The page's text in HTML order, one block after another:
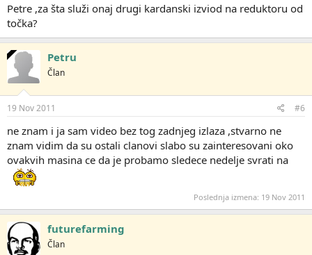
Petre ,za šta služi onaj drugi kardanski izviod na reduktoru od
točka?
Petru
Član
19 Nov 2011 #6
ne znam i ja sam video bez tog zadnjeg izlaza ,stvarno ne
znam vidim da su ostali clanovi slabo su zainteresovani oko
ovakvih masina ce da je probamo sledece nedelje svrati na
Poslednja izmena: 19 Nov 2011
futurefarming
Član